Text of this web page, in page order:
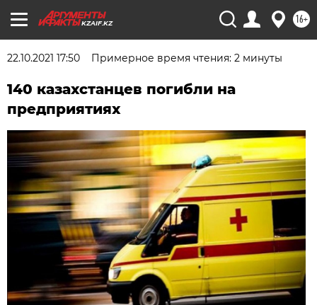
KZAIF.KZ 16+
22.10.2021 17:50 Примерное время чтения: 2 минуты
140 казахстанцев погибли на
предприятиях